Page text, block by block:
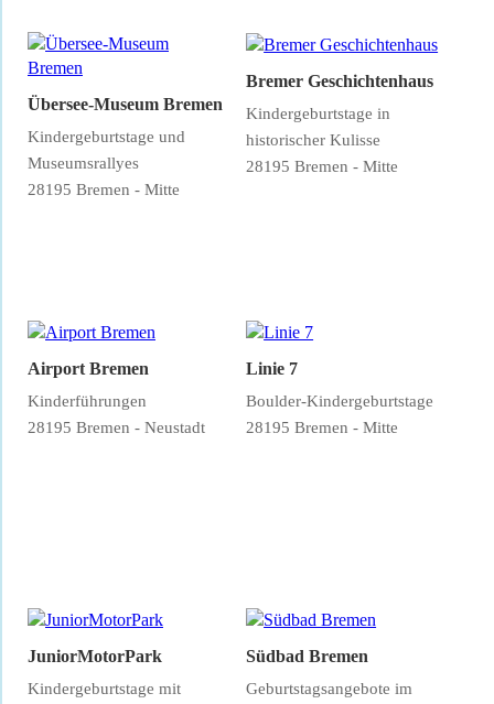
Übersee-Museum Bremen
Kindergeburtstage und
Museumsrallyes
28195 Bremen - Mitte
Bremer Geschichtenhaus
Kindergeburtstage in
historischer Kulisse
28195 Bremen - Mitte
Airport Bremen
Kinderführungen
28195 Bremen - Neustadt
Linie 7
Boulder-Kindergeburtstage
28195 Bremen - Mitte
JuniorMotorPark
Kindergeburtstage mit
Südbad Bremen
Geburtstagsangebote im